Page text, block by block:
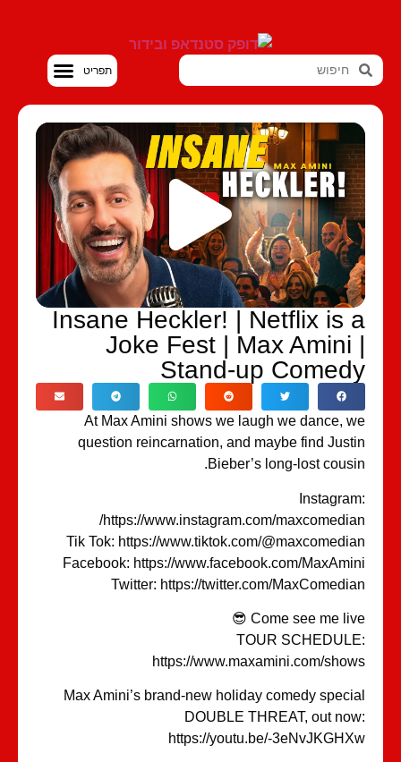
Insane Heckler! | Netflix is
Joke Fest | Max Amini
Stand-up
At Max Amini shows we laugh we dance,
question reincarnation, and maybe find
Bieber’s long-lost
https://www.instagram.com/
Tik Tok: https://www.tiktok.com/
Facebook: https://www.facebook.com/
Twitter: https://twitter.com/
Come see me live
TOUR
https://www.maxamini.com/
Max Amini’s brand-new holiday comedy
DOUBLE THREAT, out
https://youtu.be/-